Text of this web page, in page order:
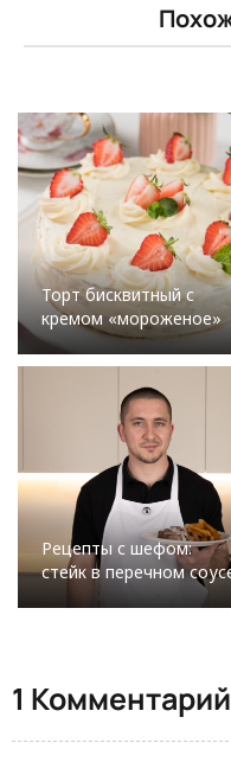
Торт бисквитный с
кремом «мороженое»
Рецепты с шефом:
стейк в перечном
1 Комментарий